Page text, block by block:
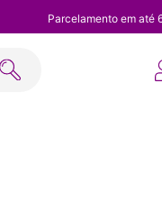
Parcelamento em até